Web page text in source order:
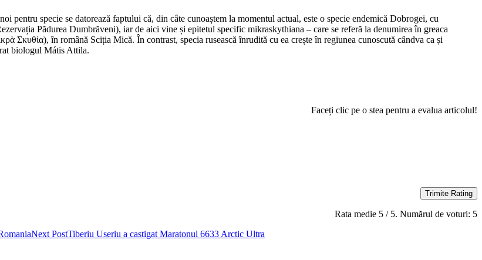
pentru specie se datorează faptului că, din câte cunoaștem la momentul actual, este o specie endemică Dobrogei, cu
Pădurea Dumbrăveni), iar de aici vine și epitetul specific mikraskythiana – care se referă la denumirea în greaca
Σκυθία), în română Sciția Mică. În contrast, specia rusească înrudită cu ea crește în regiunea cunoscută cândva ca și
biologul Mátis Attila.
Faceți clic pe o stea pentru a evalua articolul!
Trimite Rating
Rata medie 5 / 5. Numărul de voturi: 5
Next PostTiberiu Useriu a castigat Maratonul 6633 Arctic Ultra